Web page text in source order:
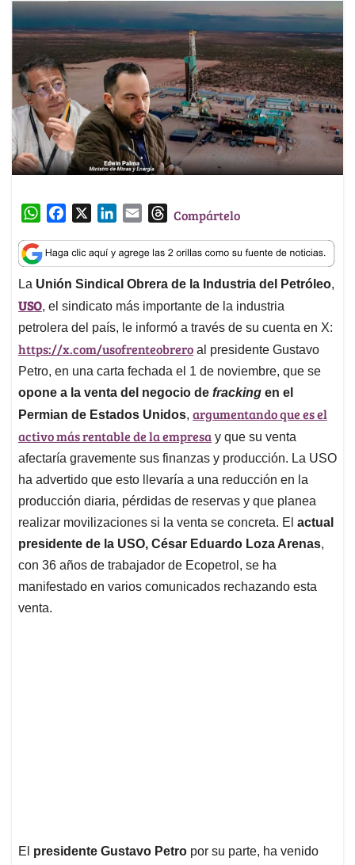
W
a
t
s
A
p
p
c
e
b
o
o
k
n
k
e
d
I
n
a
i
l
T
r
e
a
d
s
Compártelo
La Unión Sindical Obrera de la Industria del Petróleo,
USO, el sindicato más importante de la industria
petrolera del país, le informó a través de su cuenta en X:
https://x.com/usofrenteobrero al presidente Gustavo
Petro, en una carta fechada el 1 de noviembre, que se
opone a la venta del negocio de fracking en el
Permian de Estados Unidos, argumentando que es el
activo más rentable de la empresa y que su venta
afectaría gravemente sus finanzas y producción. La USO
ha advertido que esto llevaría a una reducción en la
producción diaria, pérdidas de reservas y que planea
realizar movilizaciones si la venta se concreta. El actual
presidente de la USO, César Eduardo Loza Arenas,
con 36 años de trabajador de Ecopetrol, se ha
manifestado en varios comunicados rechazando esta
venta.
El presidente Gustavo Petro por su parte, ha venido